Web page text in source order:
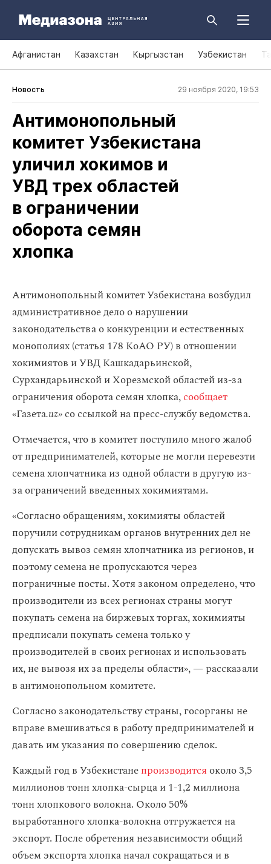
Афганистан Казахстан Кыргызстан Узбекистан
Новость 29 ноября 2020, 19:53
Антимонопольный
комитет Узбекистана
уличил хокимов и
УВД трех областей
в ограничении
оборота семян
хлопка
Антимонопольный комитет Узбекистана возбудил
административное дело о нарушении
законодательства о конкуренции и естественных
монополиях (статья 178 КоАО РУ) в отношении
хокимиятов и УВД Кашкадарьинской,
Сурхандарьинской и Хорезмской областей из-за
ограничения оборота семян хлопка,сообщает
«Газета.uz»со ссылкой на пресс-службу ведомства.
Отмечается, что в комитет поступило много жалоб
от предпринимателей, которые не могли перевезти
семена хлопчатника из одной области в другую из-
за ограничений введенных хокимиятами.
«Согласно обращениям, хокимияты областей
поручили сотрудникам органов внутренних дел не
допускать вывоз семян хлопчатника из регионов, и
поэтому семена не пропускаются через
пограничные посты. Хотя законом определено, что
производители из всех регионах страны могут
покупать семена на биржевых торгах, хокимияты
предписали покупать семена только у
производителей в своих регионах и использовать
их, не вывозя их за пределы области», — рассказали
в антимонопольном комитете.
Согласно законодательству страны, госорганы не
вправе вмешиваться в работу предпринимателей и
давать им указания по совершению сделок.
Каждый год в Узбекистанепроизводится около 3,5
миллионов тонн хлопка-сырца и 1-1,2 миллиона
тонн хлопкового волокна. Около 50%
выработанного хлопка-волокна отгружается на
экспорт. После обретения независимости общий
объем экспорта хлопка начал сокращаться и в